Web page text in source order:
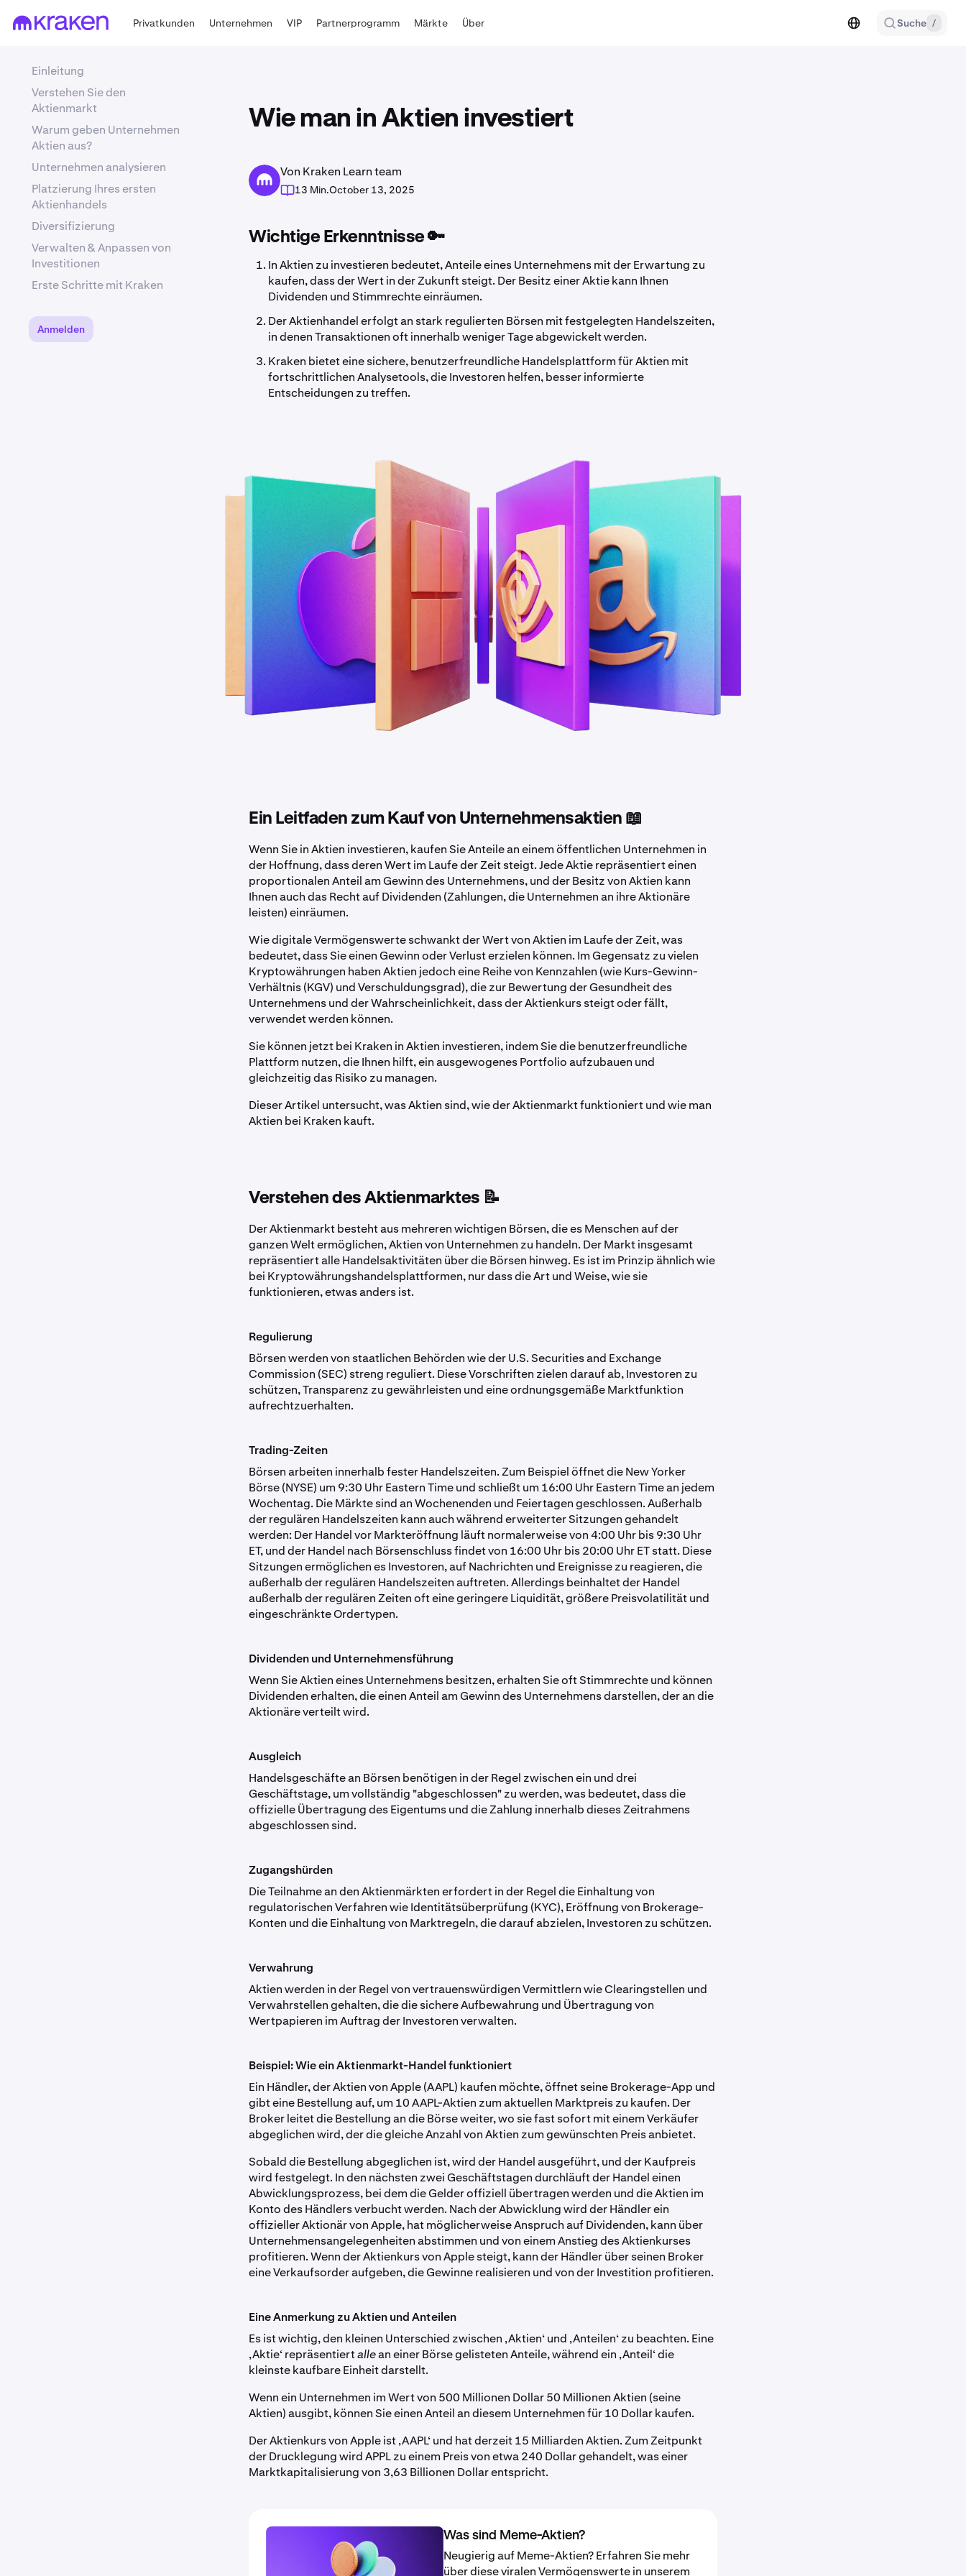
Privatkunden Unternehmen VIP Partnerprogramm Märkte Über Suche /
Wie man in Aktien investiert
Von Kraken Learn team
13 Min.October 13, 2025
Wichtige Erkenntnisse 🔑
In Aktien zu investieren bedeutet, Anteile eines Unternehmens mit der Erwartung zu
kaufen, dass der Wert in der Zukunft steigt. Der Besitz einer Aktie kann Ihnen
Dividenden und Stimmrechte einräumen.
Der Aktienhandel erfolgt an stark regulierten Börsen mit festgelegten Handelszeiten,
in denen Transaktionen oft innerhalb weniger Tage abgewickelt werden.
Kraken bietet eine sichere, benutzerfreundliche Handelsplattform für Aktien mit
fortschrittlichen Analysetools, die Investoren helfen, besser informierte
Entscheidungen zu treffen.
Ein Leitfaden zum Kauf von Unternehmensaktien 📖
Wenn Sie in Aktien investieren, kaufen Sie Anteile an einem öffentlichen Unternehmen in
der Hoffnung, dass deren Wert im Laufe der Zeit steigt. Jede Aktie repräsentiert einen
proportionalen Anteil am Gewinn des Unternehmens, und der Besitz von Aktien kann
Ihnen auch das Recht auf Dividenden (Zahlungen, die Unternehmen an ihre Aktionäre
leisten) einräumen.
Wie digitale Vermögenswerte schwankt der Wert von Aktien im Laufe der Zeit, was
bedeutet, dass Sie einen Gewinn oder Verlust erzielen können. Im Gegensatz zu vielen
Kryptowährungen haben Aktien jedoch eine Reihe von Kennzahlen (wie Kurs-Gewinn-
Verhältnis (KGV) und Verschuldungsgrad), die zur Bewertung der Gesundheit des
Unternehmens und der Wahrscheinlichkeit, dass der Aktienkurs steigt oder fällt,
verwendet werden können.
Sie können jetzt bei Kraken in Aktien investieren, indem Sie die benutzerfreundliche
Plattform nutzen, die Ihnen hilft, ein ausgewogenes Portfolio aufzubauen und
gleichzeitig das Risiko zu managen.
Dieser Artikel untersucht, was Aktien sind, wie der Aktienmarkt funktioniert und wie man
Aktien bei Kraken kauft.
Verstehen des Aktienmarktes 📝
Der Aktienmarkt besteht aus mehreren wichtigen Börsen, die es Menschen auf der
ganzen Welt ermöglichen, Aktien von Unternehmen zu handeln. Der Markt insgesamt
repräsentiert alle Handelsaktivitäten über die Börsen hinweg. Es ist im Prinzip ähnlich wie
bei Kryptowährungshandelsplattformen, nur dass die Art und Weise, wie sie
funktionieren, etwas anders ist.
Regulierung
Börsen werden von staatlichen Behörden wie der U.S. Securities and Exchange
Commission (SEC) streng reguliert. Diese Vorschriften zielen darauf ab, Investoren zu
schützen, Transparenz zu gewährleisten und eine ordnungsgemäße Marktfunktion
aufrechtzuerhalten.
Trading-Zeiten
Börsen arbeiten innerhalb fester Handelszeiten. Zum Beispiel öffnet die New Yorker
Börse (NYSE) um 9:30 Uhr Eastern Time und schließt um 16:00 Uhr Eastern Time an jedem
Wochentag. Die Märkte sind an Wochenenden und Feiertagen geschlossen. Außerhalb
der regulären Handelszeiten kann auch während erweiterter Sitzungen gehandelt
werden: Der Handel vor Markteröffnung läuft normalerweise von 4:00 Uhr bis 9:30 Uhr
ET, und der Handel nach Börsenschluss findet von 16:00 Uhr bis 20:00 Uhr ET statt. Diese
Sitzungen ermöglichen es Investoren, auf Nachrichten und Ereignisse zu reagieren, die
außerhalb der regulären Handelszeiten auftreten. Allerdings beinhaltet der Handel
außerhalb der regulären Zeiten oft eine geringere Liquidität, größere Preisvolatilität und
eingeschränkte Ordertypen.
Dividenden und Unternehmensführung
Wenn Sie Aktien eines Unternehmens besitzen, erhalten Sie oft Stimmrechte und können
Dividenden erhalten, die einen Anteil am Gewinn des Unternehmens darstellen, der an die
Aktionäre verteilt wird.
Ausgleich
Handelsgeschäfte an Börsen benötigen in der Regel zwischen ein und drei
Geschäftstage, um vollständig "abgeschlossen" zu werden, was bedeutet, dass die
offizielle Übertragung des Eigentums und die Zahlung innerhalb dieses Zeitrahmens
abgeschlossen sind.
Zugangshürden
Die Teilnahme an den Aktienmärkten erfordert in der Regel die Einhaltung von
regulatorischen Verfahren wie Identitätsüberprüfung (KYC), Eröffnung von Brokerage-
Konten und die Einhaltung von Marktregeln, die darauf abzielen, Investoren zu schützen.
Verwahrung
Aktien werden in der Regel von vertrauenswürdigen Vermittlern wie Clearingstellen und
Verwahrstellen gehalten, die die sichere Aufbewahrung und Übertragung von
Wertpapieren im Auftrag der Investoren verwalten.
Beispiel: Wie ein Aktienmarkt-Handel funktioniert
Ein Händler, der Aktien von Apple (AAPL) kaufen möchte, öffnet seine Brokerage-App und
gibt eine Bestellung auf, um 10 AAPL-Aktien zum aktuellen Marktpreis zu kaufen. Der
Broker leitet die Bestellung an die Börse weiter, wo sie fast sofort mit einem Verkäufer
abgeglichen wird, der die gleiche Anzahl von Aktien zum gewünschten Preis anbietet.
Sobald die Bestellung abgeglichen ist, wird der Handel ausgeführt, und der Kaufpreis
wird festgelegt. In den nächsten zwei Geschäftstagen durchläuft der Handel einen
Abwicklungsprozess, bei dem die Gelder offiziell übertragen werden und die Aktien im
Konto des Händlers verbucht werden. Nach der Abwicklung wird der Händler ein
offizieller Aktionär von Apple, hat möglicherweise Anspruch auf Dividenden, kann über
Unternehmensangelegenheiten abstimmen und von einem Anstieg des Aktienkurses
profitieren. Wenn der Aktienkurs von Apple steigt, kann der Händler über seinen Broker
eine Verkaufsorder aufgeben, die Gewinne realisieren und von der Investition profitieren.
Eine Anmerkung zu Aktien und Anteilen
Es ist wichtig, den kleinen Unterschied zwischen ‚Aktien‘ und ‚Anteilen‘ zu beachten. Eine
‚Aktie‘ repräsentiertallean einer Börse gelisteten Anteile, während ein ‚Anteil‘ die
kleinste kaufbare Einheit darstellt.
Wenn ein Unternehmen im Wert von 500 Millionen Dollar 50 Millionen Aktien (seine
Aktien) ausgibt, können Sie einen Anteil an diesem Unternehmen für 10 Dollar kaufen.
Der Aktienkurs von Apple ist ‚AAPL‘ und hat derzeit 15 Milliarden Aktien. Zum Zeitpunkt
der Drucklegung wird APPL zu einem Preis von etwa 240 Dollar gehandelt, was einer
Marktkapitalisierung von 3,63 Billionen Dollar entspricht.
Was sind Meme-Aktien?
Neugierig auf Meme-Aktien? Erfahren Sie mehr
über diese viralen Vermögenswerte in unserem
Einleitung
Verstehen Sie den
Aktienmarkt
Warum geben Unternehmen
Aktien aus?
Unternehmen analysieren
Platzierung Ihres ersten
Aktienhandels
Diversifizierung
Verwalten & Anpassen von
Investitionen
Erste Schritte mit Kraken
Anmelden